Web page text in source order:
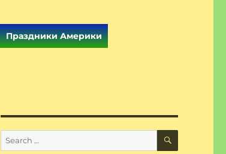
Праздники Америки
Search
for:
SEARCH